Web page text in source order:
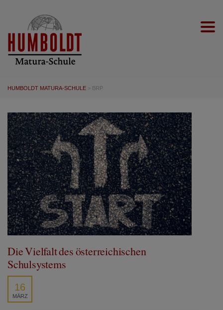
HUMBOLDT MATURA-SCHULE > BRP
Die Vielfalt des österreichischen
Schulsystems
16
MÄRZ